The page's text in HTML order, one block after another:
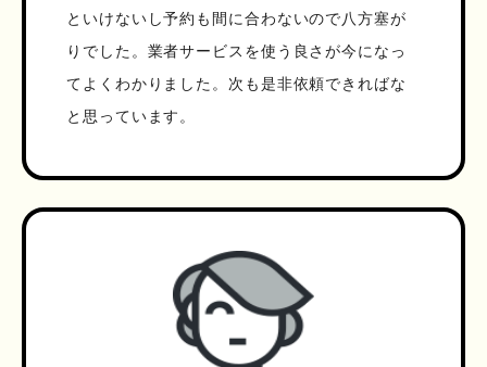
といけないし予約も間に合わないので八方塞が
りでした。業者サービスを使う良さが今になっ
てよくわかりました。次も是非依頼できればな
と思っています。